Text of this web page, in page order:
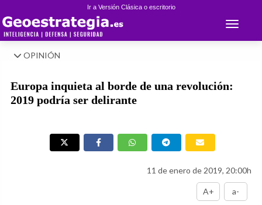
Ir a Versión Clásica o escritorio
Toggle
OPINIÓN
Europa inquieta al borde de una revolución:
2019 podría ser delirante
11 de enero de 2019, 20:00h
A+ a-